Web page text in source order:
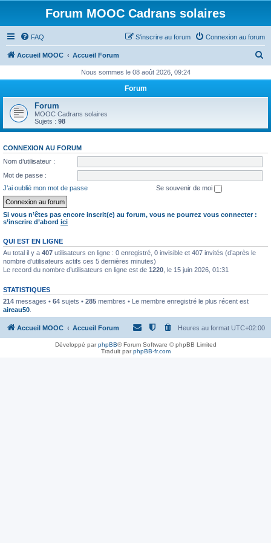
Forum MOOC Cadrans solaires
FAQ Connexion au forum
S’inscrire au forum
Accueil MOOC Accueil Forum
h
r
Nous sommes le 08 août 2026, 09:24
Forum
Forum
MOOC Cadrans solaires
Sujets : 98
CONNEXION AU FORUM
Nom d’utilisateur :
Mot de passe :
J’ai oublié mon mot de passe
Se souvenir de moi
Si vous n’êtes pas encore inscrit(e) au forum, vous ne pourrez vous connecter :
s’inscrire d’abord ici
QUI EST EN LIGNE
Au total il y a 407 utilisateurs en ligne : 0 enregistré, 0 invisible et 407 invités (d’après le
nombre d’utilisateurs actifs ces 5 dernières minutes)
Le record du nombre d’utilisateurs en ligne est de 1220 , le 15 juin 2026, 01:31
STATISTIQUES
214 messages • 64 sujets • 285 membres • Le membre enregistré le plus récent est
aireau50
Accueil MOOC Accueil Forum Heures au format UTC+02:00
Développé parphpBB® Forum Software © phpBB Limited
Traduit parphpBB-fr.com